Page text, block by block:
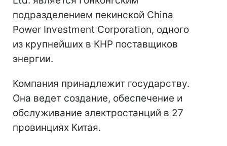
подразделением пекинской China
Power Investment Corporation, одного
из крупнейших в КНР поставщиков
энергии.
Компания принадлежит государству.
Она ведет создание, обеспечение и
обслуживание электростанций в 27
провинциях Китая.